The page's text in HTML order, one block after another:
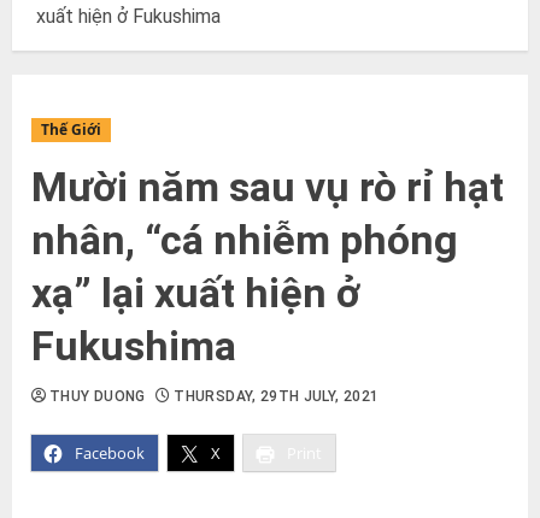
xuất hiện ở Fukushima
Thế Giới
Mười năm sau vụ rò rỉ hạt
nhân, “cá nhiễm phóng
xạ” lại xuất hiện ở
Fukushima
Facebook X
THUY DUONG THURSDAY, 29TH JULY, 2021